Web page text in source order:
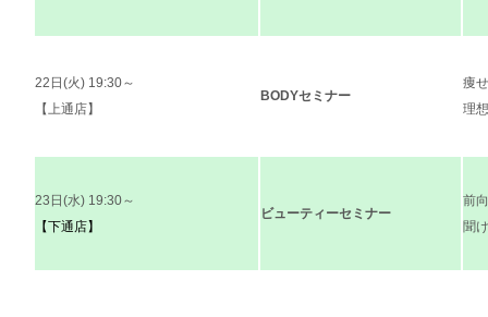
22日(火) 19:30～
【上通店】
BODYセミナー
痩
理
23日(水) 19:30～
【下通店】
ビューティーセミナー
前
聞